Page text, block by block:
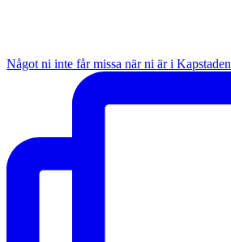
Något ni inte får missa när ni är i Kapstaden